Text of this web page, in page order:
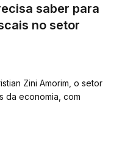
saber para
no setor
Zini Amorim, o setor
da economia, com